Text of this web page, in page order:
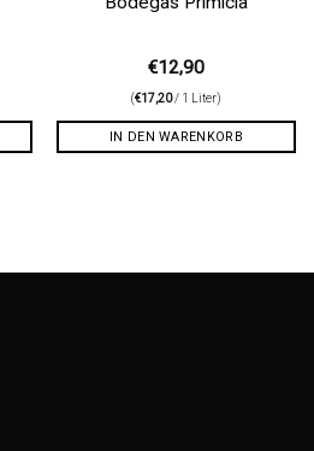
€12,90
(€17,20/ 1 Liter)
IN DEN WARENKORB